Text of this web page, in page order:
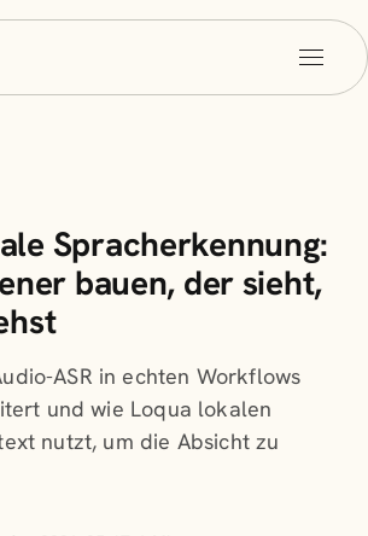
Spracherkennung:
bauen, der sieht,
ASR in echten Workflows
und wie Loqua lokalen
nutzt, um die Absicht zu